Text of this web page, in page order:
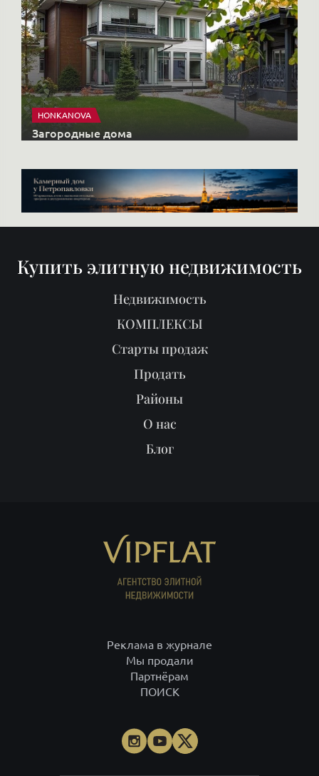
HONKANOVA
Загородные дома
Купить элитную недвижимость
Недвижимость
КОМПЛЕКСЫ
Старты продаж
Продать
Районы
О нас
Блог
Реклама в журнале
Мы продали
Партнёрам
ПОИСК